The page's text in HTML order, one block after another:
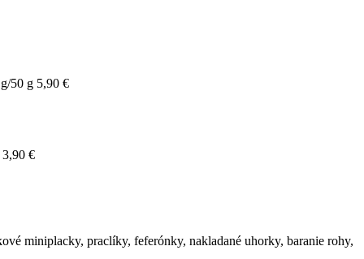
50 g 5,90 €
€
miniplacky, praclíky, feferónky, nakladané uhorky, baranie rohy,